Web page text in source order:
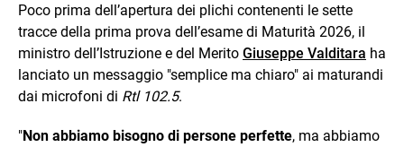
Poco prima dell’apertura dei plichi contenenti le sette
tracce della prima prova dell’esame di Maturità 2026, il
ministro dell’Istruzione e del Merito Giuseppe Valditara ha
lanciato un messaggio "semplice ma chiaro" ai maturandi
dai microfoni di Rtl 102.5.
"Non abbiamo bisogno di persone perfette, ma abbiamo